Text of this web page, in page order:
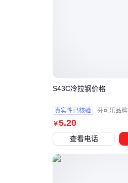
￥5.20
S43C冷拉钢价格
真实性已核验 芬可乐品牌
查看电话